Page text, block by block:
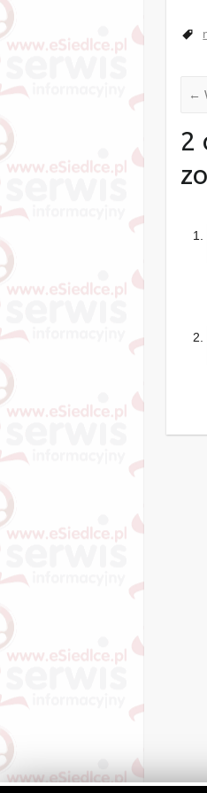
←
2